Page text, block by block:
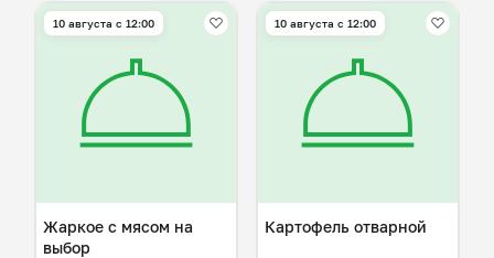
10 августа с 12:00
Жаркое с мясом на
выбор
10 августа с 12:00
Картофель отварной